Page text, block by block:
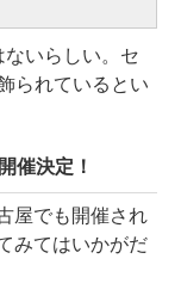
いらしい。セ
られているとい
催決定！
屋でも開催され
みてはいかがだ